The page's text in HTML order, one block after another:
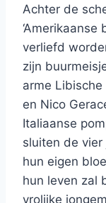
Achter de
‘Amerikaanse
verliefd
zijn
arme
en Nico
Italiaanse
sluiten de
hun eigen
hun leven zal
vrolijke